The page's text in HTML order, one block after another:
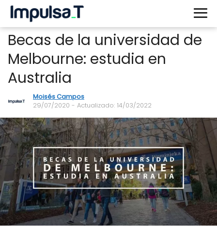
Becas de la universidad de
Melbourne: estudia en
Australia
Moisés Campos
29/07/2020 - Actualizado: 14/03/2022